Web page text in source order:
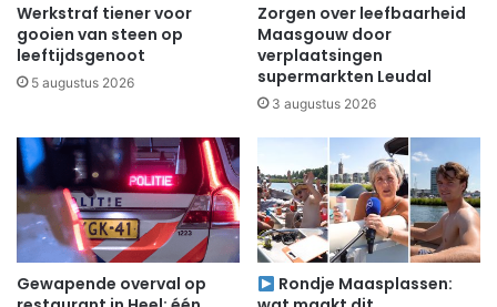
Werkstraf tiener voor
gooien van steen op
leeftijdsgenoot
5 augustus 2026
Zorgen over leefbaarheid
Maasgouw door
verplaatsingen
supermarkten Leudal
3 augustus 2026
Gewapende overval op
Rondje Maasplassen: